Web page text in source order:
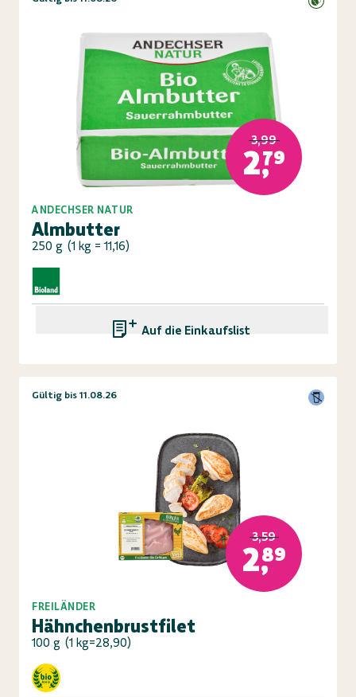
3,99
2,79
ANDECHSER NATUR
Almbutter
250 g (1 kg = 11,16)
Auf die Einkaufsliste
Gültig bis 11.08.26
3,59
2,89
FREILÄNDER
Hähnchenbrustfilet
100 g (1 kg=28,90)